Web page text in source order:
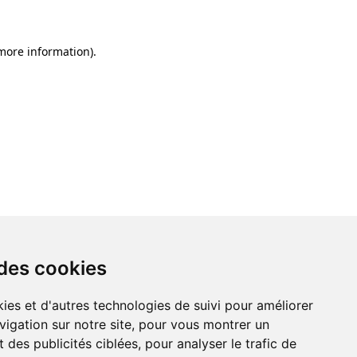
cookies
et d'autres technologies de suivi pour améliorer
sur notre site, pour vous montrer un
des publicités ciblées, pour analyser le trafic de
information).